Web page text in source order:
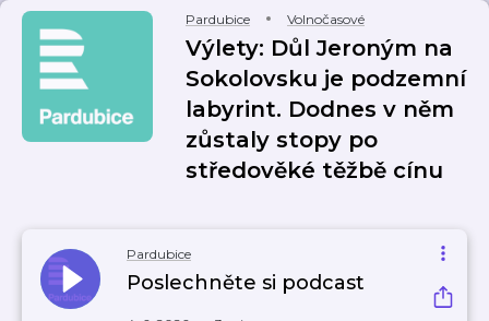
Pardubice Volnočasové
Výlety: Důl Jeroným na
Sokolovsku je podzemní
labyrint. Dodnes v něm
zůstaly stopy po
středověké těžbě cínu
Pardubice
Poslechněte si podcast